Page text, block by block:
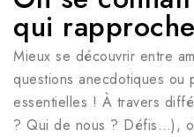
qui rapproche
Mieux se découvrir entre
questions anecdotiques ou
essentielles ! À travers
? Qui de nous ? Défis…),